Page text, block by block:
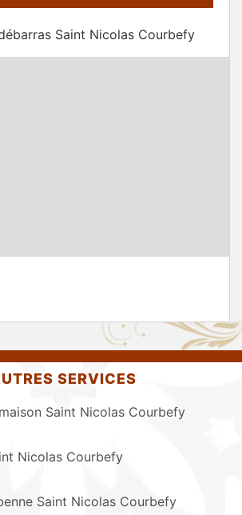
Saint Nicolas Courbefy
SERVICES
Saint Nicolas Courbefy
Nicolas Courbefy
Saint Nicolas Courbefy